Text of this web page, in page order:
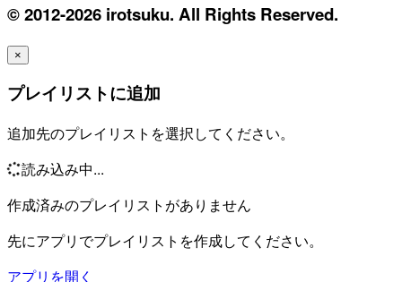
© 2012-2026 irotsuku. All Rights Reserved.
×
プレイリストに追加
追加先のプレイリストを選択してください。
読み込み中...
作成済みのプレイリストがありません
先にアプリでプレイリストを作成してください。
アプリを開く